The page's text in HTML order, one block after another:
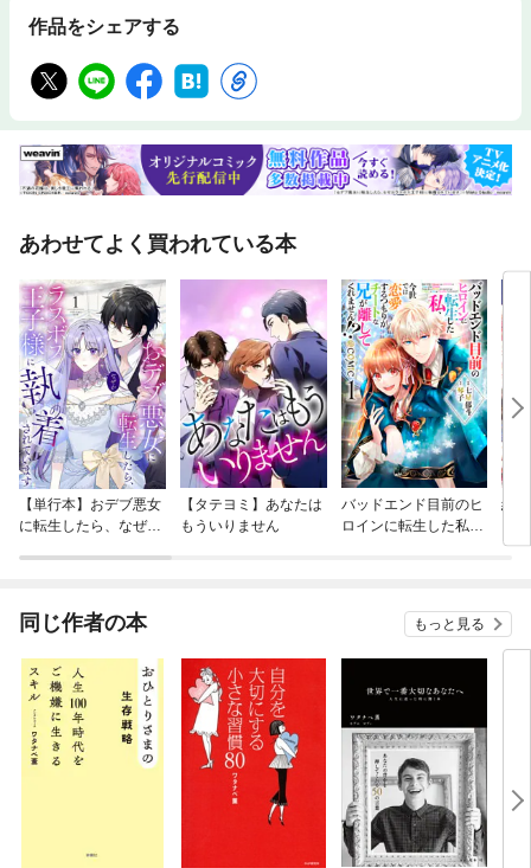
作品をシェアする
あわせてよく買われている本
【単行本】おデブ悪女
に転生したら、なぜか
【タテヨミ】あなたは
もういりません
バッドエンド目前のヒ
ロインに転生した私、
結
同じ作者の本 もっと見る